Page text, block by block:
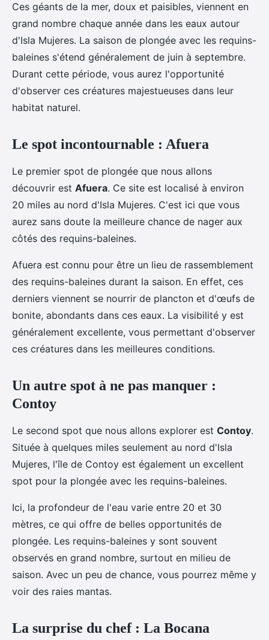
Ces géants de la mer, doux et paisibles, viennent en
grand nombre chaque année dans les eaux autour
d'Isla Mujeres. La saison de plongée avec les requins-
baleines s'étend généralement de juin à septembre.
Durant cette période, vous aurez l'opportunité
d'observer ces créatures majestueuses dans leur
habitat naturel.
Le spot incontournable : Afuera
Le premier spot de plongée que nous allons
découvrir est Afuera. Ce site est localisé à environ
20 miles au nord d'Isla Mujeres. C'est ici que vous
aurez sans doute la meilleure chance de nager aux
côtés des requins-baleines.
Afuera est connu pour être un lieu de rassemblement
des requins-baleines durant la saison. En effet, ces
derniers viennent se nourrir de plancton et d'œufs de
bonite, abondants dans ces eaux. La visibilité y est
généralement excellente, vous permettant d'observer
ces créatures dans les meilleures conditions.
Un autre spot à ne pas manquer :
Contoy
Le second spot que nous allons explorer est Contoy.
Située à quelques miles seulement au nord d'Isla
Mujeres, l'île de Contoy est également un excellent
spot pour la plongée avec les requins-baleines.
Ici, la profondeur de l'eau varie entre 20 et 30
mètres, ce qui offre de belles opportunités de
plongée. Les requins-baleines y sont souvent
observés en grand nombre, surtout en milieu de
saison. Avec un peu de chance, vous pourrez même y
voir des raies mantas.
La surprise du chef : La Bocana